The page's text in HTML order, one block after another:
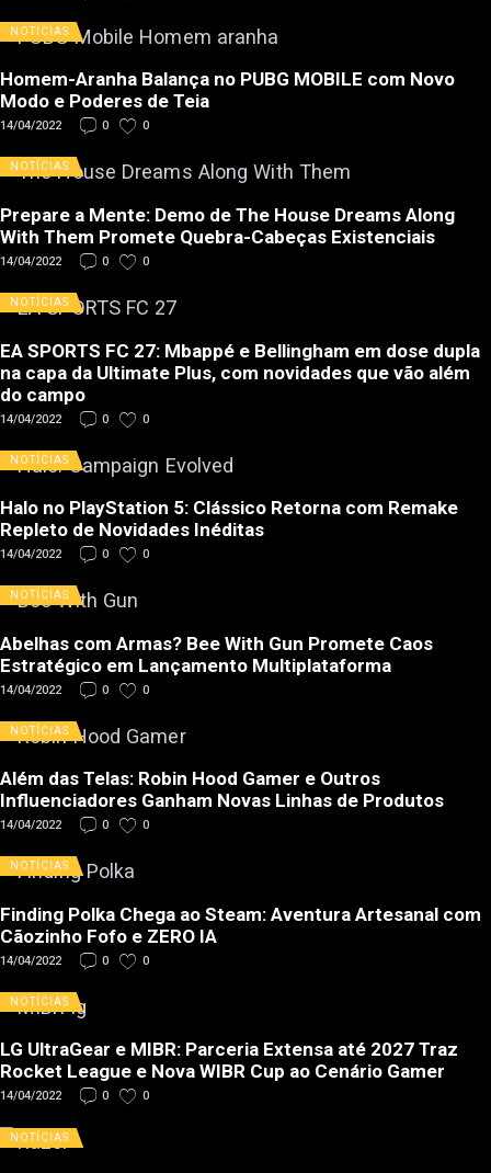
NOTÍCIAS
Homem-Aranha Balança no PUBG MOBILE com Novo
Modo e Poderes de Teia
14/04/2022 0 0
NOTÍCIAS
Prepare a Mente: Demo de The House Dreams Along
With Them Promete Quebra-Cabeças Existenciais
14/04/2022 0 0
NOTÍCIAS
EA SPORTS FC 27: Mbappé e Bellingham em dose dupla
na capa da Ultimate Plus, com novidades que vão além
do campo
14/04/2022 0 0
NOTÍCIAS
Halo no PlayStation 5: Clássico Retorna com Remake
Repleto de Novidades Inéditas
14/04/2022 0 0
NOTÍCIAS
Abelhas com Armas? Bee With Gun Promete Caos
Estratégico em Lançamento Multiplataforma
14/04/2022 0 0
NOTÍCIAS
Além das Telas: Robin Hood Gamer e Outros
Influenciadores Ganham Novas Linhas de Produtos
14/04/2022 0 0
NOTÍCIAS
Finding Polka Chega ao Steam: Aventura Artesanal com
Cãozinho Fofo e ZERO IA
14/04/2022 0 0
NOTÍCIAS
LG UltraGear e MIBR: Parceria Extensa até 2027 Traz
Rocket League e Nova WIBR Cup ao Cenário Gamer
14/04/2022 0 0
NOTÍCIAS